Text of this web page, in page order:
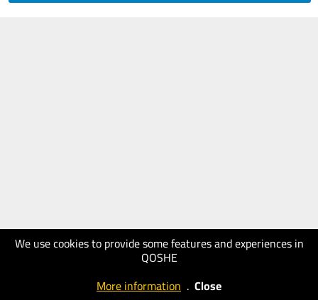
We use cookies to provide some features and experiences in
QOSHE
More information . Close